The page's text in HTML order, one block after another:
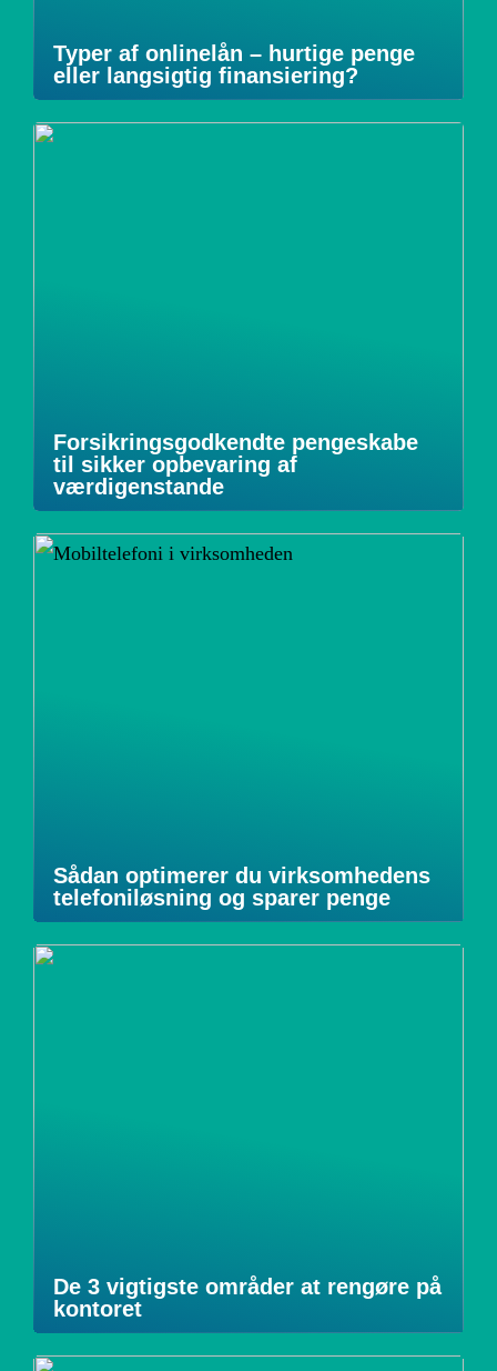
Typer af onlinelån – hurtige penge
eller langsigtig finansiering?
Forsikringsgodkendte pengeskabe
til sikker opbevaring af
værdigenstande
Sådan optimerer du virksomhedens
telefoniløsning og sparer penge
De 3 vigtigste områder at rengøre på
kontoret